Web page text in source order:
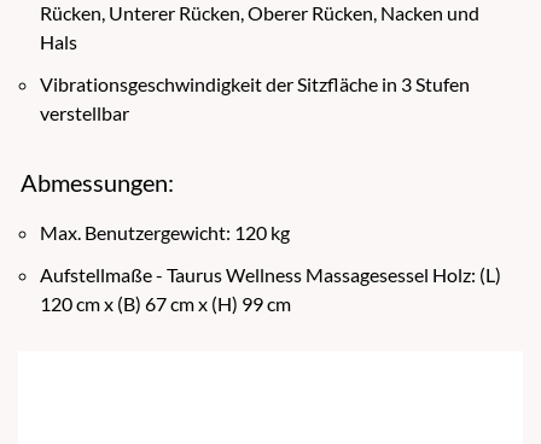
Rücken, Unterer Rücken, Oberer Rücken, Nacken und
Hals
Vibrationsgeschwindigkeit der Sitzfläche in 3 Stufen
verstellbar
Abmessungen:
Max. Benutzergewicht: 120 kg
Aufstellmaße - Taurus Wellness Massagesessel Holz: (L)
120 cm x (B) 67 cm x (H) 99 cm